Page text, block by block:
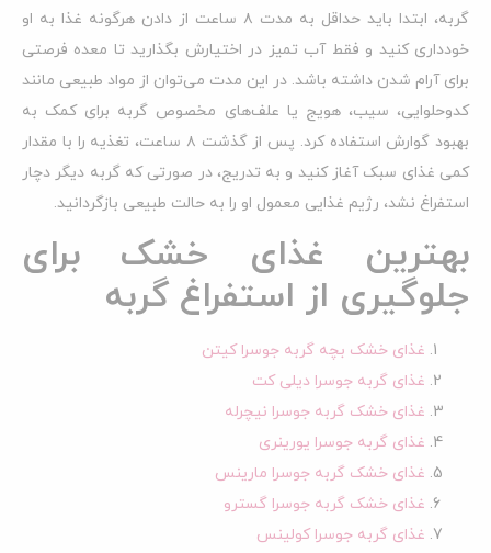
گربه، ابتدا باید حداقل به مدت ۸ ساعت از دادن هرگونه غذا به او
خودداری کنید و فقط آب تمیز در اختیارش بگذارید تا معده فرصتی
برای آرام شدن داشته باشد. در این مدت می‌توان از مواد طبیعی مانند
کدوحلوایی، سیب، هویج یا علف‌های مخصوص گربه برای کمک به
بهبود گوارش استفاده کرد. پس از گذشت ۸ ساعت، تغذیه را با مقدار
کمی غذای سبک آغاز کنید و به تدریج، در صورتی که گربه دیگر دچار
استفراغ نشد، رژیم غذایی معمول او را به حالت طبیعی بازگردانید.
بهترین غذای خشک برای
جلوگیری از استفراغ گربه
غذای خشک بچه گربه جوسرا کیتن
غذای گربه جوسرا دیلی کت
غذای خشک گربه جوسرا نیچرله
غذای گربه جوسرا یورینری
غذای خشک گربه جوسرا مارینس
غذای خشک گربه جوسرا گسترو
غذای گربه جوسرا کولینس